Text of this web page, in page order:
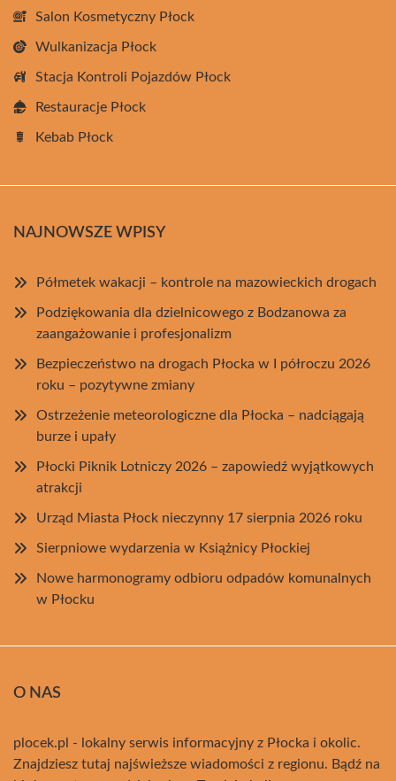
Salon Kosmetyczny Płock
Wulkanizacja Płock
Stacja Kontroli Pojazdów Płock
Restauracje Płock
Kebab Płock
NAJNOWSZE WPISY
Półmetek wakacji – kontrole na mazowieckich drogach
Podziękowania dla dzielnicowego z Bodzanowa za
zaangażowanie i profesjonalizm
Bezpieczeństwo na drogach Płocka w I półroczu 2026
roku – pozytywne zmiany
Ostrzeżenie meteorologiczne dla Płocka – nadciągają
burze i upały
Płocki Piknik Lotniczy 2026 – zapowiedź wyjątkowych
atrakcji
Urząd Miasta Płock nieczynny 17 sierpnia 2026 roku
Sierpniowe wydarzenia w Książnicy Płockiej
Nowe harmonogramy odbioru odpadów komunalnych
w Płocku
O NAS
plocek.pl - lokalny serwis informacyjny z Płocka i okolic.
Znajdziesz tutaj najświeższe wiadomości z regionu. Bądź na